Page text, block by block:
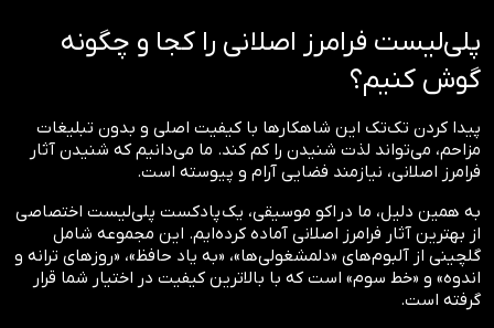
پلی‌لیست فرامرز اصلانی را کجا و چگونه
گوش کنیم؟
پیدا کردن تک‌تک این شاهکارها با کیفیت اصلی و بدون تبلیغات
مزاحم، می‌تواند لذت شنیدن را کم کند. ما می‌دانیم که شنیدن آثار
فرامرز اصلانی، نیازمند فضایی آرام و پیوسته است.
به همین دلیل، ما در اکو موسیقی، یک پادکست پلی‌لیست اختصاصی
از بهترین آثار فرامرز اصلانی آماده کرده‌ایم. این مجموعه شامل
گلچینی از آلبوم‌های «دلمشغولی‌ها»، «به یاد حافظ»، «روزهای ترانه و
اندوه» و «خط سوم» است که با بالاترین کیفیت در اختیار شما قرار
گرفته است.